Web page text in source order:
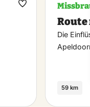
Maak
Die
59 km